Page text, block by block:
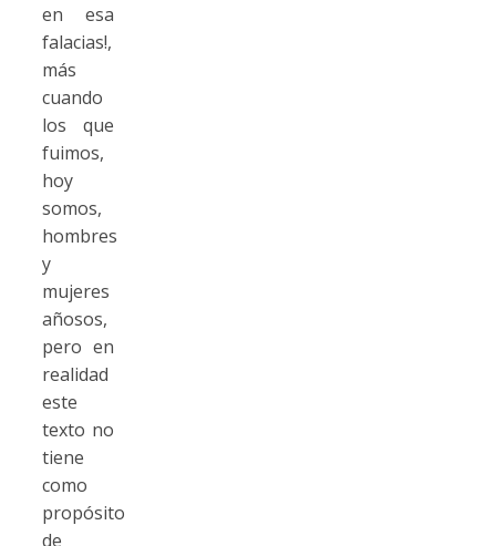
en esa
falacias!,
más
cuando
los que
fuimos,
hoy
somos,
hombres
y
mujeres
añosos,
pero en
realidad
este
texto no
tiene
como
propósito
de